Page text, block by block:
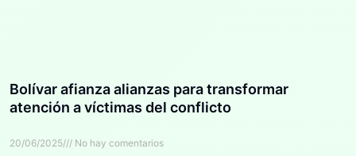
Bolívar afianza alianzas para transformar
atención a víctimas del conflicto
20/06/2025 No hay comentarios